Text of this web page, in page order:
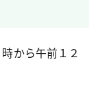
から午前１２